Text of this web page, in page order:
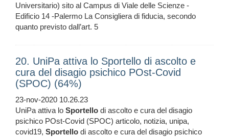
Universitario) sito al Campus di Viale delle Scienze -
Edificio 14 -Palermo La Consigliera di fiducia, secondo
quanto previsto dall’art. 5
20. UniPa attiva lo Sportello di ascolto e
cura del disagio psichico POst-Covid
(SPOC) (64%)
23-nov-2020 10.26.23
UniPa attiva lo Sportello di ascolto e cura del disagio
psichico POst-Covid (SPOC) articolo, notizia, unipa,
covid19, Sportello di ascolto e cura del disagio psichico